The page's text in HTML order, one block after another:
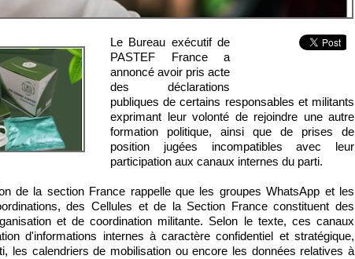
Le Bureau exécutif de
PASTEF France a
annoncé avoir pris acte
des déclarations
publiques de certains responsables et militants
exprimant leur volonté de rejoindre une autre
formation politique, ainsi que de prises de
position jugées incompatibles avec leur
participation aux canaux internes du parti.
de la section France rappelle que les groupes WhatsApp et les
des Cellules et de la Section France constituent des
et de coordination militante. Selon le texte, ces canaux
d'informations internes à caractère confidentiel et stratégique,
les calendriers de mobilisation ou encore les données relatives à